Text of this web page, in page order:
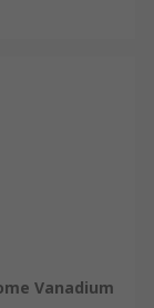
Vanadium